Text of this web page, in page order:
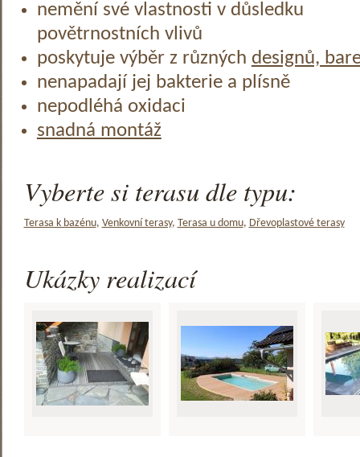
nemění své vlastnosti v důsledku
povětrnostních vlivů
poskytuje výběr z různých designů,
nenapadají jej bakterie a plísně
nepodléhá oxidaci
snadná montáž
Vyberte si terasu dle typu:
Terasa k bazénu, Venkovní terasy, Terasa u domu, Dřevoplastové terasy
Ukázky realizací